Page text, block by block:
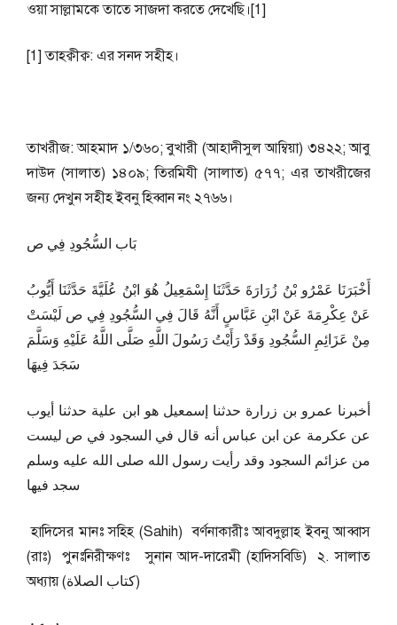
ওয়া সাল্লামকে তাতে সাজদা করতে দেখেছি।[1]
[1] তাহক্বীক্ব: এর সনদ সহীহ।
তাখরীজ: আহমাদ ১/৩৬০; বুখারী (আহাদীসুল আম্বিয়া) ৩৪২২; আবু
দাউদ (সালাত) ১৪০৯; তিরমিযী (সালাত) ৫৭৭; এর তাখরীজের
জন্য দেখুন সহীহ ইবনু হিব্বান নং ২৭৬৬।
بَاب السُّجُودِ فِي ص
أَخْبَرَنَا عَمْرُو بْنُ زُرَارَةَ حَدَّثَنَا إِسْمَعِيلُ هُوَ ابْنُ عُلَيَّةَ حَدَّثَنَا أَيُّوبُ
عَنْ عِكْرِمَةَ عَنْ ابْنِ عَبَّاسٍ أَنَّهُ قَالَ فِي السُّجُودِ فِي ص لَيْسَتْ
مِنْ عَزَائِمِ السُّجُودِ وَقَدْ رَأَيْتُ رَسُولَ اللَّهِ صَلَّى اللَّهُ عَلَيْهِ وَسَلَّمَ
سَجَدَ فِيهَا
أخبرنا عمرو بن زرارة حدثنا إسمعيل هو ابن علية حدثنا أيوب
عن عكرمة عن ابن عباس أنه قال في السجود في ص ليست
من عزائم السجود وقد رأيت رسول الله صلى الله عليه وسلم
سجد فيها
হাদিসের মানঃ সহিহ (Sahih) বর্ণনাকারীঃ আবদুল্লাহ ইবনু আব্বাস
(রাঃ) পুনঃনিরীক্ষণঃ সুনান আদ-দারেমী (হাদিসবিডি) ২. সালাত
অধ্যায় (كتاب الصلاة)